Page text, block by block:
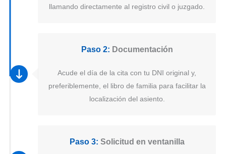
llamando directamente al registro civil o juzgado.
Paso 2: Documentación
Acude el día de la cita con tu DNI original y,
preferiblemente, el libro de familia para facilitar la
localización del asiento.
Paso 3: Solicitud en ventanilla